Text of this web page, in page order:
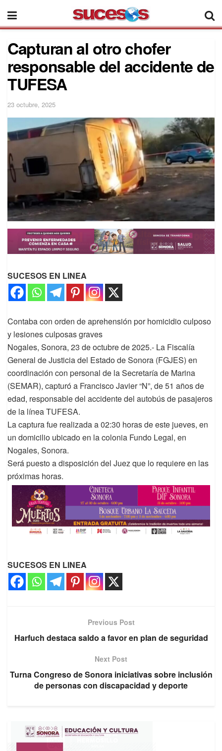
Capturan al otro chofer
responsable del accidente de
TUFESA
23 octubre, 2025
SUCESOS EN LINEA
Contaba con orden de aprehensión por homicidio culposo
y lesiones culposas graves
Nogales, Sonora, 23 de octubre de 2025.- La Fiscalía
General de Justicia del Estado de Sonora (FGJES) en
coordinación con personal de la Secretaría de Marina
(SEMAR), capturó a Francisco Javier “N”, de 51 años de
edad, responsable del accidente del autobús de pasajeros
de la línea TUFESA.
La captura fue realizada a 02:30 horas de este jueves, en
un domicilio ubicado en la colonia Fundo Legal, en
Nogales, Sonora.
Será puesto a disposición del Juez que lo requiere en las
próximas horas.
SUCESOS EN LINEA
Previous Post
Harfuch destaca saldo a favor en plan de seguridad
Next Post
Turna Congreso de Sonora iniciativas sobre inclusión
de personas con discapacidad y deporte